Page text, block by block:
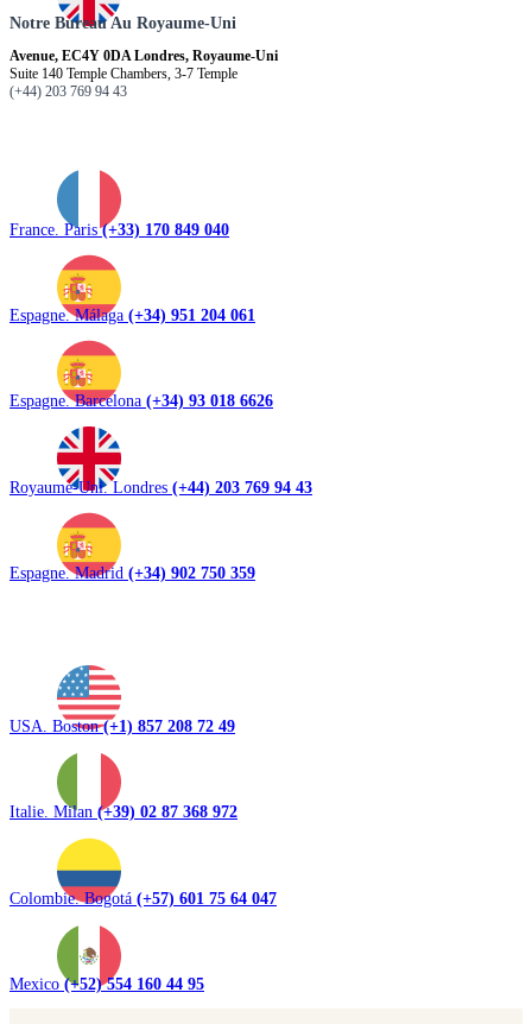
Notre Bureau Au Royaume-Uni
Avenue, EC4Y 0DA Londres, Royaume-Uni
Suite 140 Temple Chambers, 3-7 Temple
(+44) 203 769 94 43
France. Paris(+33) 170 849 040
Espagne. Málaga (+34) 951 204 061
Espagne. Barcelona (+34) 93 018 6626
Royaume-Uni. Londres (+44) 203 769 94 43
Espagne. Madrid (+34) 902 750 359
USA. Boston(+1) 857 208 72 49
Italie. Milan (+39) 02 87 368 972
Colombie. Bogotá (+57) 601 75 64 047
Mexico (+52) 554 160 44 95